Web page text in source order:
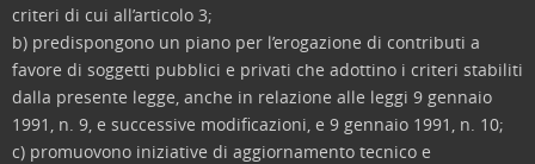
criteri di cui all’articolo 3;
b) predispongono un piano per l’erogazione di contributi a
favore di soggetti pubblici e privati che adottino i criteri stabiliti
dalla presente legge, anche in relazione alle leggi 9 gennaio
1991, n. 9, e successive modificazioni, e 9 gennaio 1991, n. 10;
c) promuovono iniziative di aggiornamento tecnico e